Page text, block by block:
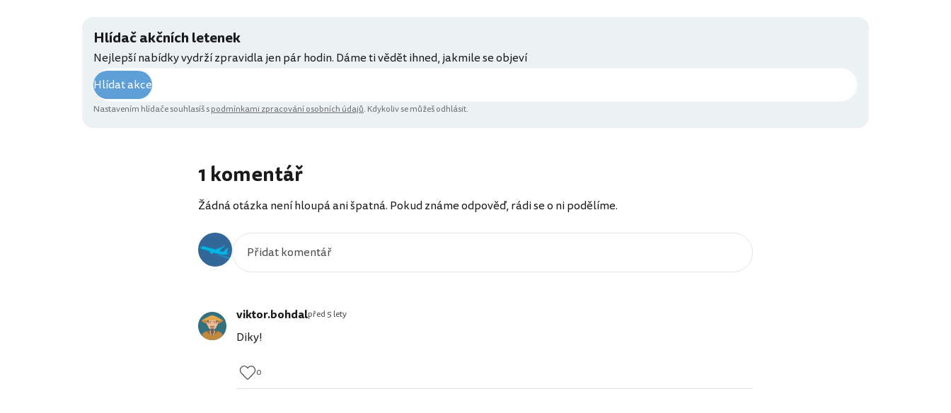
Hlídač akčních letenek
Nejlepší nabídky vydrží zpravidla jen pár hodin. Dáme ti vědět ihned, jakmile se objeví
Hlídat akce
Nastavením hlídače souhlasíš spodmínkami zpracování osobních údajů. Kdykoliv se můžeš odhlásit.
1 komentář
Žádná otázka není hloupá ani špatná. Pokud známe odpověď, rádi se o ni podělíme.
viktor.bohdalpřed 5 lety
Diky!
0